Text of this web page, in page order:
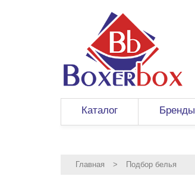
Каталог Бренды
Главная > Подбор белья